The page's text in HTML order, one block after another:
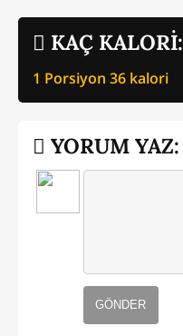
KAÇ KALORİ:
1 Porsiyon 36 kalori
YORUM YAZ:
GÖNDER